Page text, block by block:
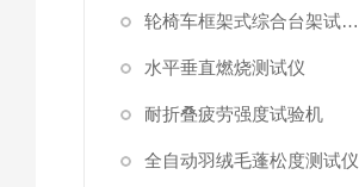
轮椅车框架式综合台架试验机
水平垂直燃烧测试仪
耐折叠疲劳强度试验机
全自动羽绒毛蓬松度测试仪